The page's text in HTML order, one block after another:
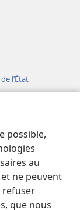
possible,
au
ne peuvent
refuser
que nous
l’État